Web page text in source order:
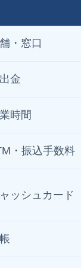
・窓口
金
時間
・振込手数料
ッシュカード